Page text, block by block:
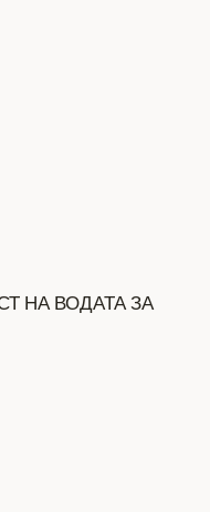
НА ВОДАТА ЗА